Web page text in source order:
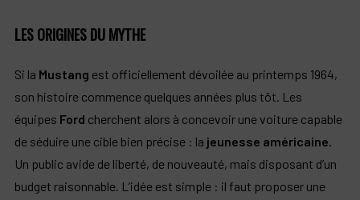
LES ORIGINES DU MYTHE
Si la Mustang est officiellement dévoilée au printemps 1964,
son histoire commence quelques années plus tôt. Les
équipes Ford cherchent alors à concevoir une voiture capable
de séduire une cible bien précise : la jeunesse américaine.
Un public avide de liberté, de nouveauté, mais disposant d’un
budget raisonnable. L’idée est simple : il faut proposer une